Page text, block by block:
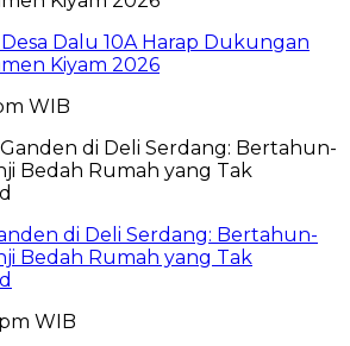
Dalu 10A Harap Dukungan
Kiyam 2026
WIB
di Deli Serdang: Bertahun-
Bedah Rumah yang Tak
WIB